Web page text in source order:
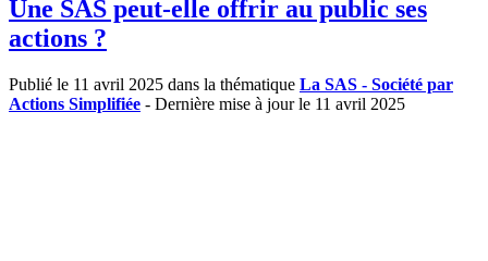
Une SAS peut-elle offrir au public ses
actions ?
Publié le 11 avril 2025 dans la thématique La SAS - Société par
Actions Simplifiée - Dernière mise à jour le 11 avril 2025